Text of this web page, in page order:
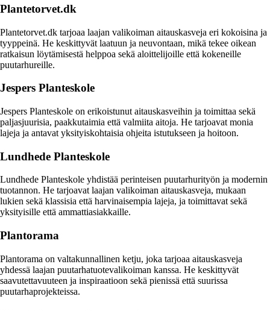
Plantetorvet.dk
Plantetorvet.dk tarjoaa laajan valikoiman aitauskasveja eri kokoisina ja
tyyppeinä. He keskittyvät laatuun ja neuvontaan, mikä tekee oikean
ratkaisun löytämisestä helppoa sekä aloittelijoille että kokeneille
puutarhureille.
Jespers Planteskole
Jespers Planteskole on erikoistunut aitauskasveihin ja toimittaa sekä
paljasjuurisia, paakkutaimia että valmiita aitoja. He tarjoavat monia
lajeja ja antavat yksityiskohtaisia ohjeita istutukseen ja hoitoon.
Lundhede Planteskole
Lundhede Planteskole yhdistää perinteisen puutarhurityön ja modernin
tuotannon. He tarjoavat laajan valikoiman aitauskasveja, mukaan
lukien sekä klassisia että harvinaisempia lajeja, ja toimittavat sekä
yksityisille että ammattiasiakkaille.
Plantorama
Plantorama on valtakunnallinen ketju, joka tarjoaa aitauskasveja
yhdessä laajan puutarhatuotevalikoiman kanssa. He keskittyvät
saavutettavuuteen ja inspiraatioon sekä pienissä että suurissa
puutarhaprojekteissa.